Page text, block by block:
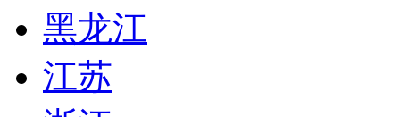
黑龙江
江苏